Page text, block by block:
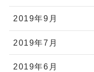
2019年9月
2019年7月
2019年6月